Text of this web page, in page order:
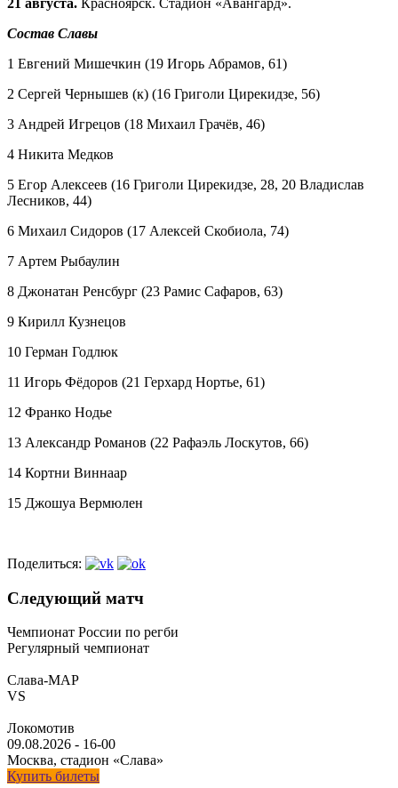
Состав Славы
1 Евгений Мишечкин (19 Игорь Абрамов, 61)
2 Сергей Чернышев (к) (16 Григоли Цирекидзе, 56)
3 Андрей Игрецов (18 Михаил Грачёв, 46)
4 Никита Медков
5 Егор Алексеев (16 Григоли Цирекидзе, 28, 20 Владислав
Лесников, 44)
6 Михаил Сидоров (17 Алексей Скобиола, 74)
7 Артем Рыбаулин
8 Джонатан Ренсбург (23 Рамис Сафаров, 63)
9 Кирилл Кузнецов
10 Герман Годлюк
11 Игорь Фёдоров (21 Герхард Нортье, 61)
12 Франко Нодье
13 Александр Романов (22 Рафаэль Лоскутов, 66)
14 Кортни Виннаар
15 Джошуа Вермюлен
Поделиться:
Следующий матч
Чемпионат России по регби
Регулярный чемпионат
Слава-МАР
VS
Локомотив
09.08.2026 - 16-00
Москва, стадион «Слава»
Купить билеты